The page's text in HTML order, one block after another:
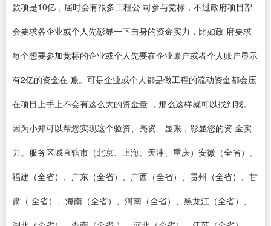
款项是10亿，届时会有很多工程公 司参与竞标，不过政府项目部
会要求各企业或个人先彰显一下自身的资金实力，比如政 府要求
每个想要参加竞标的企业或个人先要在企业账户或者个人账户显示
有2亿的资金在 账。可是企业或个人都是做工程的流动资金都会压
在项目上手上不会有这么大的资金量 ，那么这样就可以找到我。
因为小郑可以帮您实现这个验资、亮资、显账，彰显您的资 金实
力。服务区域直辖市（北京、上海、天津、重庆）安徽（全省）、
福建（全省）、广东（全省）、广西（全省）、贵州（全省）、甘
肃（ 全省）、海南（全省）、河南（全省）、黑龙江（全省）、